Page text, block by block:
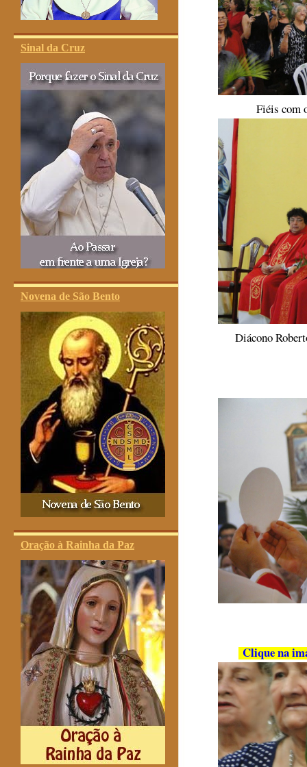
Sinal da Cruz
Novena de São Bento
Oração à Rainha da Paz
Fiéis com
Diácono
Clique na